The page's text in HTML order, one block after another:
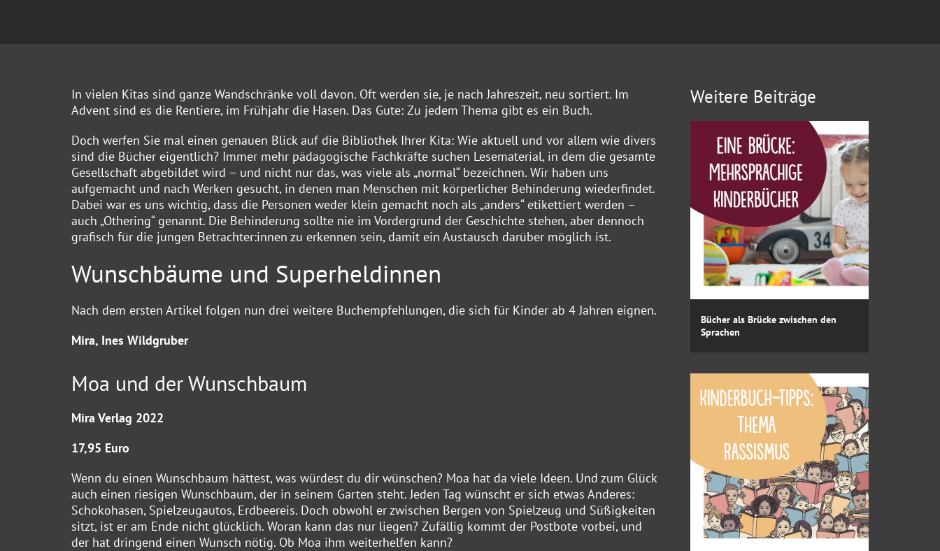
In vielen Kitas sind ganze Wandschränke voll davon. Oft werden sie, je nach Jahreszeit, neu sortiert. Im
Advent sind es die Rentiere, im Frühjahr die Hasen. Das Gute: Zu jedem Thema gibt es ein Buch.
Doch werfen Sie mal einen genauen Blick auf die Bibliothek Ihrer Kita: Wie aktuell und vor allem wie divers
sind die Bücher eigentlich? Immer mehr pädagogische Fachkräfte suchen Lesematerial, in dem die gesamte
Gesellschaft abgebildet wird – und nicht nur das, was viele als „normal“ bezeichnen. Wir haben uns
aufgemacht und nach Werken gesucht, in denen man Menschen mit körperlicher Behinderung wiederfindet.
Dabei war es uns wichtig, dass die Personen weder klein gemacht noch als „anders“ etikettiert werden –
auch „Othering“ genannt. Die Behinderung sollte nie im Vordergrund der Geschichte stehen, aber dennoch
grafisch für die jungen Betrachter:innen zu erkennen sein, damit ein Austausch darüber möglich ist.
Wunschbäume und Superheldinnen
Nach dem ersten Artikel folgen nun drei weitere Buchempfehlungen, die sich für Kinder ab 4 Jahren eignen.
Mira, Ines Wildgruber
Moa und der Wunschbaum
Mira Verlag 2022
17,95 Euro
Wenn du einen Wunschbaum hättest, was würdest du dir wünschen? Moa hat da viele Ideen. Und zum Glück
auch einen riesigen Wunschbaum, der in seinem Garten steht. Jeden Tag wünscht er sich etwas Anderes:
Schokohasen, Spielzeugautos, Erdbeereis. Doch obwohl er zwischen Bergen von Spielzeug und Süßigkeiten
sitzt, ist er am Ende nicht glücklich. Woran kann das nur liegen? Zufällig kommt der Postbote vorbei, und
der hat dringend einen Wunsch nötig. Ob Moa ihm weiterhelfen kann?
Weitere Beiträge
Bücher als Brücke zwischen den
Sprachen